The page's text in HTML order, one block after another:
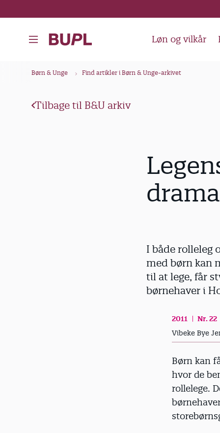
å
Løn og vilkår
Børn & Unge Find artikler i Børn & Unge-arkivet
Tilbage til B&U arkiv
drama
I både rolleleg
med børn kan
til at lege, får
børnehaver i
2011
Nr. 22
Vibeke Bye
Børn kan
hvor de
rolle­lege.